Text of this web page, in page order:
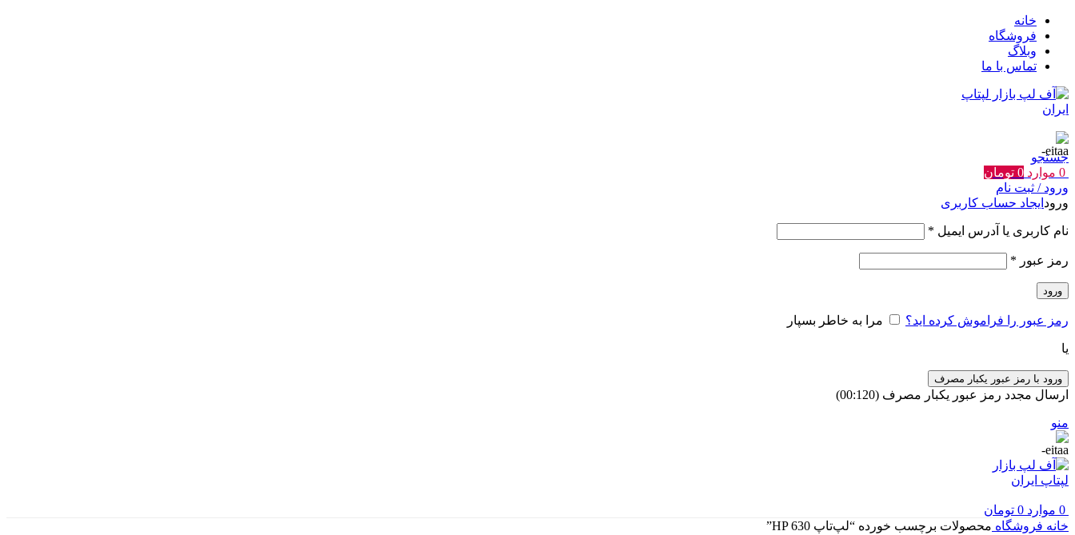
خانه
فروشگاه
وبلاگ
تماس با ما
جستجو
0 موارد 0 تومان
ورود / ثبت نام
ورود ایجاد حساب کاربری
نام کاربری یا آدرس ایمیل *
رمز عبور *
ورود
رمز عبور را فراموش کرده اید؟ مرا به خاطر بسپار
یا
ورود با رمز عبور یکبار مصرف
ارسال مجدد رمز عبور یکبار مصرف (00:
120
)
منو
0 موارد 0 تومان
خانه فروشگاه محصولات برچسب خورده “لپ‌تاپ HP 630”